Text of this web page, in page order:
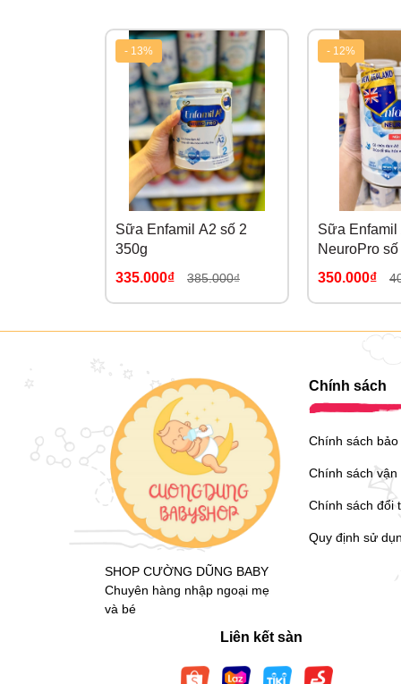
- 13%
Sữa Enfamil A2 số 2
350g
335.000₫
385.000₫
- 12%
Sữa Enfamil
NeuroPro
350.000₫
SHOP CƯỜNG DŨNG BABY
Chuyên hàng nhập ngoại mẹ
và bé
Chính sách
Chính sách bảo
Chính sách vận
Chính sách đổi
Quy định sử
Liên kết sàn